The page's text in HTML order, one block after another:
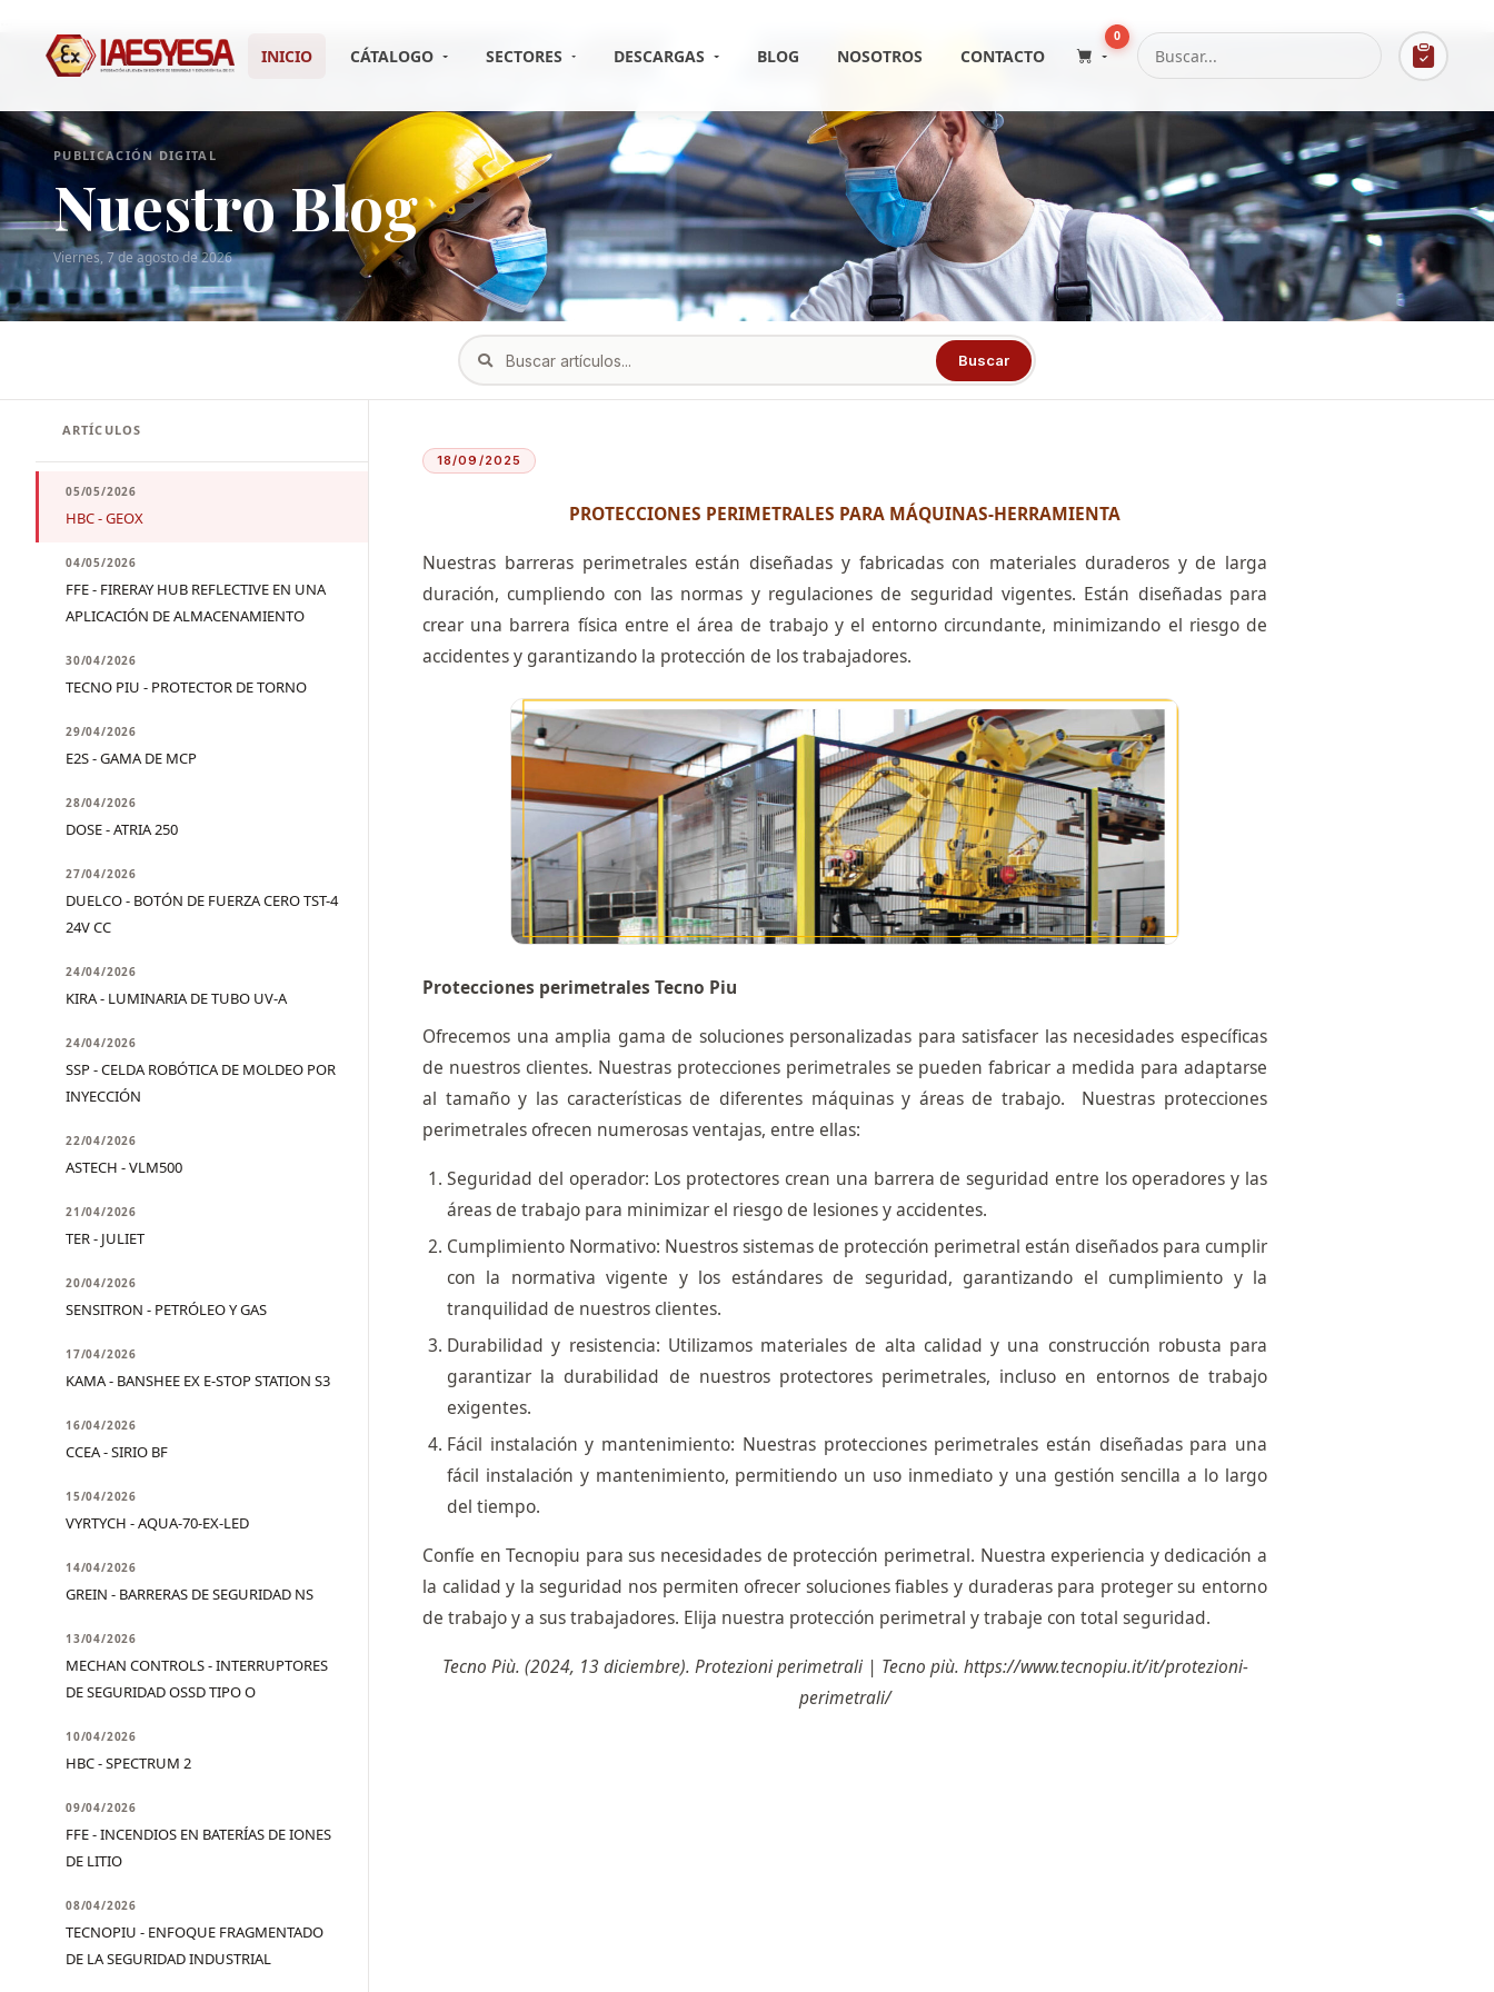
INICIO CÁTALOGO SECTORES DESCARGAS BLOG NOSOTROS CONTACTO
0
PUBLICACIÓN DIGITAL
Nuestro Blog
Viernes, 7 de agosto de 2026
Buscar
ARTÍCULOS
05/05/2026
HBC - GEOX
04/05/2026
FFE - FIRERAY HUB REFLECTIVE EN UNA
APLICACIÓN DE ALMACENAMIENTO
30/04/2026
TECNO PIU - PROTECTOR DE TORNO
29/04/2026
E2S - GAMA DE MCP
28/04/2026
DOSE - ATRIA 250
27/04/2026
DUELCO - BOTÓN DE FUERZA CERO TST-4
24V CC
24/04/2026
KIRA - LUMINARIA DE TUBO UV-A
24/04/2026
SSP - CELDA ROBÓTICA DE MOLDEO POR
INYECCIÓN
22/04/2026
ASTECH - VLM500
21/04/2026
TER - JULIET
20/04/2026
SENSITRON - PETRÓLEO Y GAS
17/04/2026
KAMA - BANSHEE EX E-STOP STATION S3
16/04/2026
CCEA - SIRIO BF
15/04/2026
VYRTYCH - AQUA-70-EX-LED
14/04/2026
GREIN - BARRERAS DE SEGURIDAD NS
13/04/2026
MECHAN CONTROLS - INTERRUPTORES
DE SEGURIDAD OSSD TIPO O
10/04/2026
HBC - SPECTRUM 2
09/04/2026
FFE - INCENDIOS EN BATERÍAS DE IONES
DE LITIO
08/04/2026
TECNOPIU - ENFOQUE FRAGMENTADO
DE LA SEGURIDAD INDUSTRIAL
18/09/2025
PROTECCIONES PERIMETRALES PARA MÁQUINAS-HERRAMIENTA
Nuestras barreras perimetrales están diseñadas y fabricadas con materiales duraderos y de larga
duración, cumpliendo con las normas y regulaciones de seguridad vigentes. Están diseñadas para
crear una barrera física entre el área de trabajo y el entorno circundante, minimizando el riesgo de
accidentes y garantizando la protección de los trabajadores.
Protecciones perimetrales Tecno Piu
Ofrecemos una amplia gama de soluciones personalizadas para satisfacer las necesidades específicas
de nuestros clientes. Nuestras protecciones perimetrales se pueden fabricar a medida para adaptarse
al tamaño y las características de diferentes máquinas y áreas de trabajo. Nuestras protecciones
perimetrales ofrecen numerosas ventajas, entre ellas:
Seguridad del operador: Los protectores crean una barrera de seguridad entre los operadores y las
áreas de trabajo para minimizar el riesgo de lesiones y accidentes.
Cumplimiento Normativo: Nuestros sistemas de protección perimetral están diseñados para cumplir
con la normativa vigente y los estándares de seguridad, garantizando el cumplimiento y la
tranquilidad de nuestros clientes.
Durabilidad y resistencia: Utilizamos materiales de alta calidad y una construcción robusta para
garantizar la durabilidad de nuestros protectores perimetrales, incluso en entornos de trabajo
exigentes.
Fácil instalación y mantenimiento: Nuestras protecciones perimetrales están diseñadas para una
fácil instalación y mantenimiento, permitiendo un uso inmediato y una gestión sencilla a lo largo
del tiempo.
Confíe en Tecnopiu para sus necesidades de protección perimetral. Nuestra experiencia y dedicación a
la calidad y la seguridad nos permiten ofrecer soluciones fiables y duraderas para proteger su entorno
de trabajo y a sus trabajadores. Elija nuestra protección perimetral y trabaje con total seguridad.
Tecno Più. (2024, 13 diciembre). Protezioni perimetrali | Tecno più. https://www.tecnopiu.it/it/protezioni-
perimetrali/